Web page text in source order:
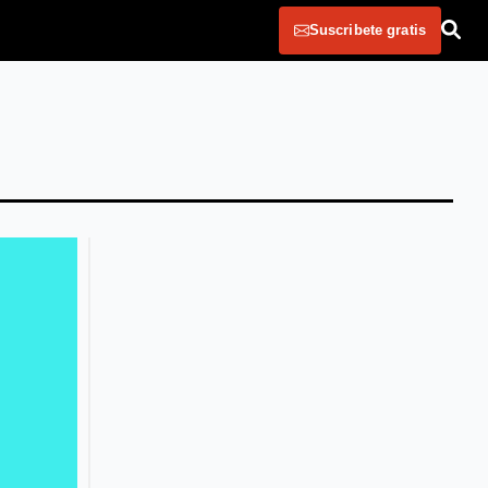
Suscribete gratis